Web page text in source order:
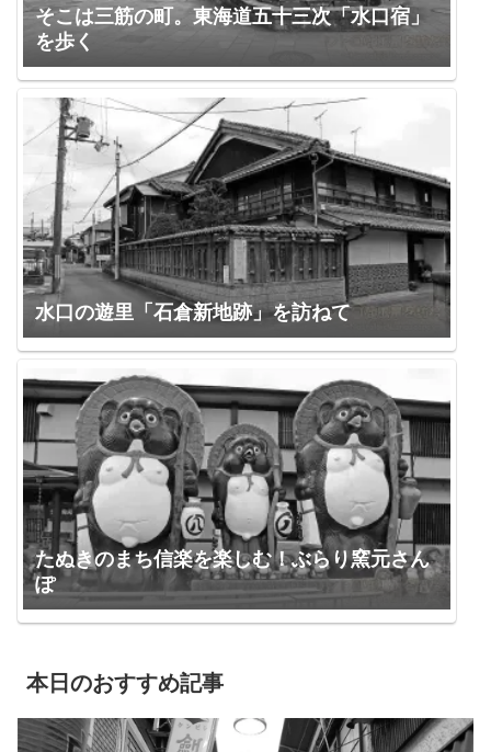
そこは三筋の町。東海道五十三次「水口宿」
を歩く
水口の遊里「石倉新地跡」を訪ねて
たぬきのまち信楽を楽しむ！ぶらり窯元さん
ぽ
本日のおすすめ記事